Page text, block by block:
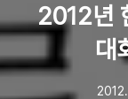
2012년
대